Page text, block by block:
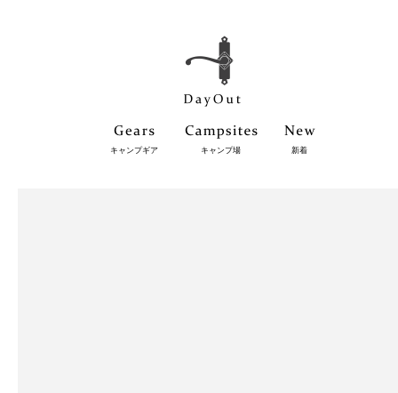
キャンプギア キャンプ場 新着